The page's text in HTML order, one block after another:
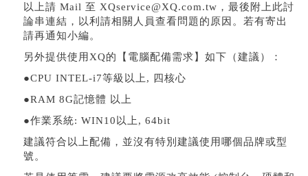
以上請 Mail 至 XQservice@XQ.com.tw，最後附上此討
論串連結，以利請相關人員查看問題的原因。若有寄出
請再通知小編。
另外提供使用XQ的【電腦配備需求】如下（建議）：
●CPU INTEL-i7等級以上, 四核心
●RAM 8G記憶體 以上
●作業系統: WIN10以上, 64bit
建議符合以上配備，並沒有特別建議使用哪個品牌或型
號。